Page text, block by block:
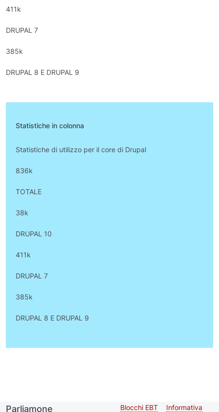
411k
DRUPAL 7
385k
DRUPAL 8 E DRUPAL 9
Statistiche in colonna
Statistiche di utilizzo per il core di Drupal
836k
TOTALE
38k
DRUPAL 10
411k
DRUPAL 7
385k
DRUPAL 8 E DRUPAL 9
Parliamone Blocchi EBT Informativa